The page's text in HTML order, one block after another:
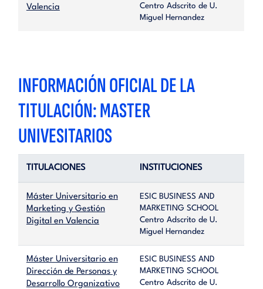
Valencia
Centro Adscrito de U.
Miguel Hernandez
INFORMACIÓN OFICIAL DE LA
TITULACIÓN: MASTER
UNIVESITARIOS
TITULACIONES INSTITUCIONES
Máster Universitario en
Marketing y Gestión
Digital en Valencia
ESIC BUSINESS AND
MARKETING SCHOOL
Centro Adscrito de U.
Miguel Hernandez
Máster Universitario en
Dirección de Personas y
Desarrollo Organizativo
ESIC BUSINESS AND
MARKETING SCHOOL
Centro Adscrito de U.